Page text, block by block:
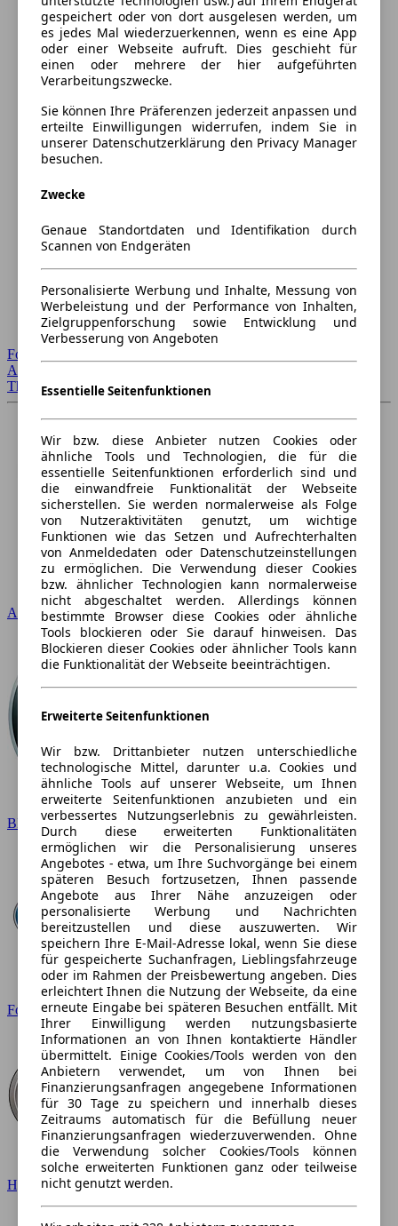
Forum Startseite
Alle Auto-Foren
Themen-Forum
Audi
BMW
Ford
Hyundai
gespeichert oder von dort ausgelesen werden, um
es jedes Mal wiederzuerkennen, wenn es eine App
oder einer Webseite aufruft. Dies geschieht für
einen oder mehrere der hier aufgeführten
Verarbeitungszwecke.
Sie können Ihre Präferenzen jederzeit anpassen und
erteilte Einwilligungen widerrufen, indem Sie in
unserer Datenschutzerklärung den Privacy Manager
besuchen.
Zwecke
Genaue Standortdaten und Identifikation durch
Scannen von Endgeräten
Personalisierte Werbung und Inhalte, Messung von
Werbeleistung und der Performance von Inhalten,
Zielgruppenforschung sowie Entwicklung und
Verbesserung von Angeboten
Essentielle Seitenfunktionen
Wir bzw. diese Anbieter nutzen Cookies oder
ähnliche Tools und Technologien, die für die
essentielle Seitenfunktionen erforderlich sind und
die einwandfreie Funktionalität der Webseite
sicherstellen. Sie werden normalerweise als Folge
von Nutzeraktivitäten genutzt, um wichtige
Funktionen wie das Setzen und Aufrechterhalten
von Anmeldedaten oder Datenschutzeinstellungen
zu ermöglichen. Die Verwendung dieser Cookies
bzw. ähnlicher Technologien kann normalerweise
nicht abgeschaltet werden. Allerdings können
bestimmte Browser diese Cookies oder ähnliche
Tools blockieren oder Sie darauf hinweisen. Das
Blockieren dieser Cookies oder ähnlicher Tools kann
die Funktionalität der Webseite beeinträchtigen.
Erweiterte Seitenfunktionen
Wir bzw. Drittanbieter nutzen unterschiedliche
technologische Mittel, darunter u.a. Cookies und
ähnliche Tools auf unserer Webseite, um Ihnen
erweiterte Seitenfunktionen anzubieten und ein
verbessertes Nutzungserlebnis zu gewährleisten.
Durch diese erweiterten Funktionalitäten
ermöglichen wir die Personalisierung unseres
Angebotes - etwa, um Ihre Suchvorgänge bei einem
späteren Besuch fortzusetzen, Ihnen passende
Angebote aus Ihrer Nähe anzuzeigen oder
personalisierte Werbung und Nachrichten
bereitzustellen und diese auszuwerten. Wir
speichern Ihre E-Mail-Adresse lokal, wenn Sie diese
für gespeicherte Suchanfragen, Lieblingsfahrzeuge
oder im Rahmen der Preisbewertung angeben. Dies
erleichtert Ihnen die Nutzung der Webseite, da eine
erneute Eingabe bei späteren Besuchen entfällt. Mit
Ihrer Einwilligung werden nutzungsbasierte
Informationen an von Ihnen kontaktierte Händler
übermittelt. Einige Cookies/Tools werden von den
Anbietern verwendet, um von Ihnen bei
Finanzierungsanfragen angegebene Informationen
für 30 Tage zu speichern und innerhalb dieses
Zeitraums automatisch für die Befüllung neuer
Finanzierungsanfragen wiederzuverwenden. Ohne
die Verwendung solcher Cookies/Tools können
solche erweiterten Funktionen ganz oder teilweise
nicht genutzt werden.